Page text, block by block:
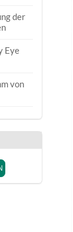
der
Eye
von